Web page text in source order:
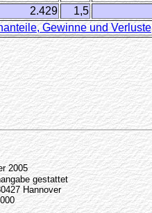
2.429 1,5
Gewinne und Verluste
2005
gestattet
Hannover